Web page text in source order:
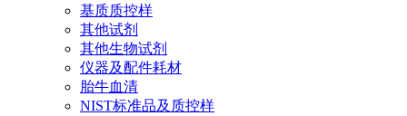
基质质控样
其他试剂
其他生物试剂
仪器及配件耗材
胎牛血清
NIST标准品及质控样